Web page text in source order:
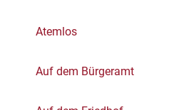
Atemlos
Auf dem Bürgeramt